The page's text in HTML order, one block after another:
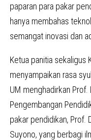
paparan para pakar
hanya membahas
semangat inovasi dan
Ketua panitia sekaligus
menyampaikan rasa
UM menghadirkan Prof.
Pengembangan
pakar pendidikan, Prof.
Suyono, yang berbagi